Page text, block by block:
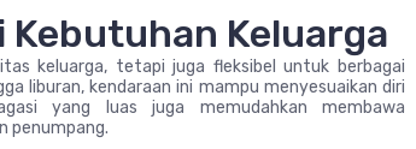
Keluarga
keluarga, tetapi juga fleksibel untuk berbagai
liburan, kendaraan ini mampu menyesuaikan diri
yang luas juga memudahkan membawa
penumpang.